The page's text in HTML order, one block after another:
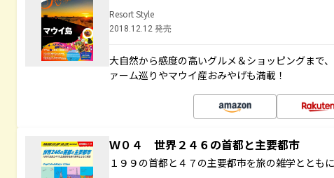
Resort Style
2018.12.12 発売
大自然から感度の高いグルメ＆ショッピングまで
ァーム巡りやマウイ産おみやげも満載！
Ｗ０４ 世界２４６の首都と主要都市
１９９の首都と４７の主要都市を旅の雑学ととも